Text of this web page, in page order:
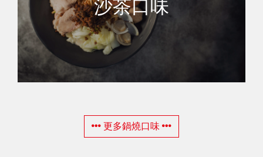
沙茶口味
更多鍋燒口味